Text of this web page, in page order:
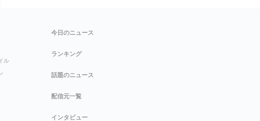
ル
今日のニュース
ランキング
話題のニュース
配信元一覧
インタビュー